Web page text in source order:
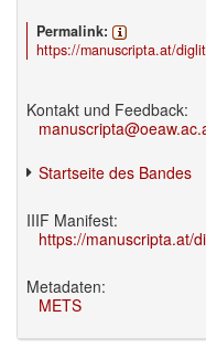
Permalink:
https://manuscripta.at/
Kontakt und Feedback:
Startseite des Bandes
IIIF Manifest:
https://manuscripta.at/
Metadaten:
METS